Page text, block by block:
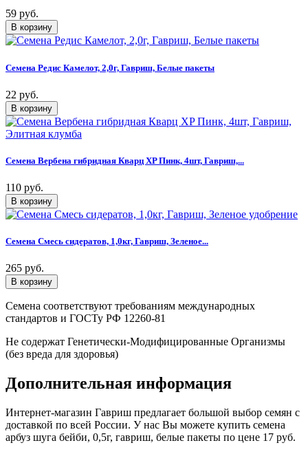
59 руб.
Семена Редис Камелот, 2,0г, Гавриш, Белые пакеты
22 руб.
Семена Вербена гибридная Кварц XP Пинк, 4шт, Гавриш,...
110 руб.
Семена Смесь сидератов, 1,0кг, Гавриш, Зеленое...
265 руб.
Семена соответствуют требованиям международных
стандартов и ГОСТу РФ 12260-81
Не содержат Генетически-Модифицированные Организмы
(без вреда для здоровья)
Дополнительная информация
Интернет-магазин Гавриш предлагает большой выбор семян с
доставкой по всей России. У нас Вы можете купить семена
арбуз шуга бейби, 0,5г, гавриш, белые пакеты по цене 17 руб.